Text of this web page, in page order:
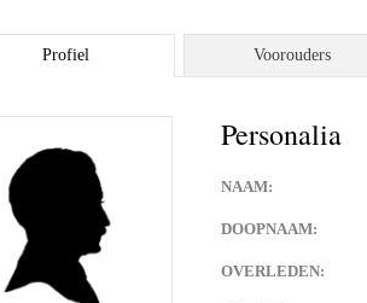
Profiel Voorouders
Personalia
NAAM:
DOOPNAAM:
OVERLEDEN: